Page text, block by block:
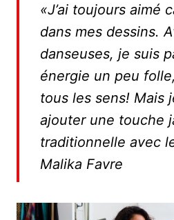
«J’ai toujours aimé
dans mes dessins.
danseuses, je suis
énergie un peu
tous les sens! Mais
ajouter une touche
traditionnelle avec
Malika Favre